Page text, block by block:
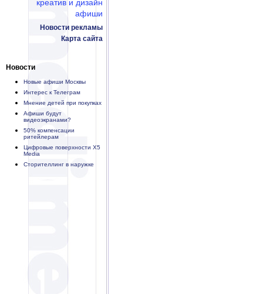
креатив и дизайн
афиши
Новости рекламы
Карта сайта
Новости
Новые афиши Москвы
Интерес к Телеграм
Мнение детей при покупках
Афиши будут
видеоэкранами?
50% компенсации
ритейлерам
Цифровые поверхности X5
Media
Сторителлинг в наружке